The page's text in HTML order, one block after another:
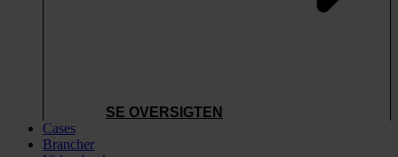
SE OVERSIGTEN
Cases
Brancher